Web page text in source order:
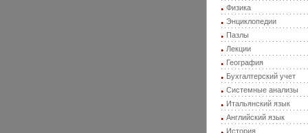
Физика
Энциклопедии
Пазлы
Лекции
География
Бухгалтерский учет
Системные анализы
Итальянский язык
Английский язык
История